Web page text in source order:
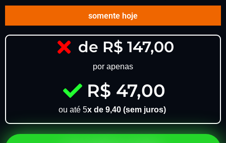
somente hoje
de R$ 147,00
por apenas
R$ 47,00
ou até 5x de 9,40 (sem juros)